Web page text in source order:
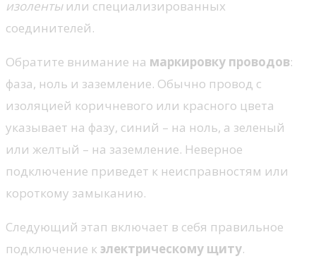
изолентыили специализированных
соединителей.
Обратите внимание на маркировку проводов:
фаза, ноль и заземление. Обычно провод с
изоляцией коричневого или красного цвета
указывает на фазу, синий – на ноль, а зеленый
или желтый – на заземление. Неверное
подключение приведет к неисправностям или
короткому замыканию.
Следующий этап включает в себя правильное
подключение к электрическому щиту.